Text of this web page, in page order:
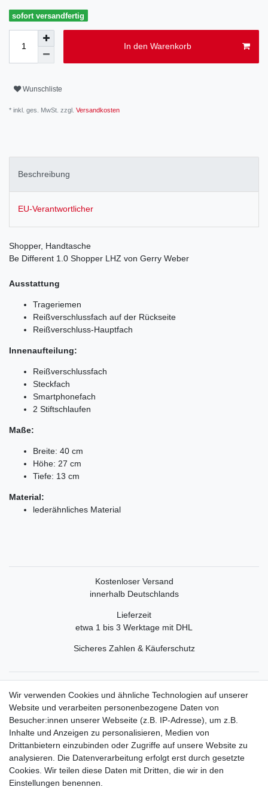
sofort versandfertig
In den Warenkorb
Wunschliste
* inkl. ges. MwSt. zzgl. Versandkosten
Beschreibung
EU-Verantwortlicher
Shopper, Handtasche
Be Different 1.0 Shopper LHZ von Gerry Weber
Ausstattung
Trageriemen
Reißverschlussfach auf der Rückseite
Reißverschluss-Hauptfach
Innenaufteilung:
Reißverschlussfach
Steckfach
Smartphonefach
2 Stiftschlaufen
Maße:
Breite: 40 cm
Höhe: 27 cm
Tiefe: 13 cm
Material:
lederähnliches Material
Kostenloser Versand
innerhalb Deutschlands
Lieferzeit
etwa 1 bis 3 Werktage mit DHL
Sicheres Zahlen & Käuferschutz
Rechtliche Informationen
Widerrufsrecht
Widerrufsformular
Datenschutzerklärung
Wir verwenden Cookies und ähnliche Technologien auf unserer
Website und verarbeiten personenbezogene Daten von
Besucher:innen unserer Webseite (z.B. IP-Adresse), um z.B.
Inhalte und Anzeigen zu personalisieren, Medien von
Drittanbietern einzubinden oder Zugriffe auf unsere Website zu
analysieren. Die Datenverarbeitung erfolgt erst durch gesetzte
Cookies. Wir teilen diese Daten mit Dritten, die wir in den
Einstellungen benennen.